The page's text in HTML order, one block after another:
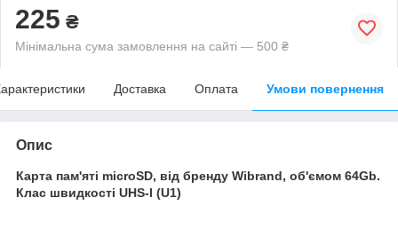
225 ₴
Мінімальна сума замовлення на сайті — 500 ₴
Доставка Оплата Умови повернення
Опис
Карта пам'яті microSD, від бренду Wibrand, об'ємом 64Gb.
Клас швидкості UHS-I (U1)